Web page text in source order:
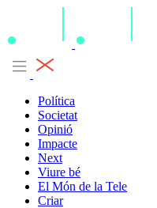
Política
Societat
Opinió
Impacte
Next
Viure bé
El Món de la Tele
Criar